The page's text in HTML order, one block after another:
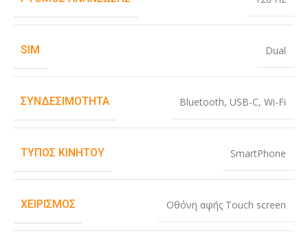
SIM Dual
ΣΥΝΔΕΣΙΜΌΤΗΤΑ Bluetooth, USB-C, Wi-Fi
ΤΎΠΟΣ ΚΙΝΗΤΟΎ SmartPhone
ΧΕΙΡΙΣΜΌΣ Οθόνη αφής Touch screen